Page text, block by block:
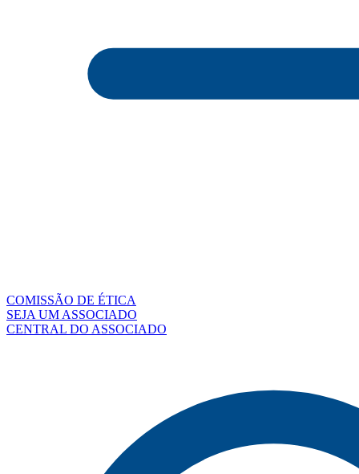
COMISSÃO DE ÉTICA
SEJA UM ASSOCIADO
CENTRAL DO ASSOCIADO